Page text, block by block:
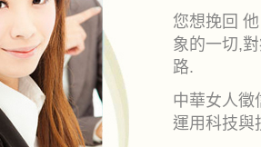
您想挽回
象的一切,
路.
中華女人徵
運用科技與